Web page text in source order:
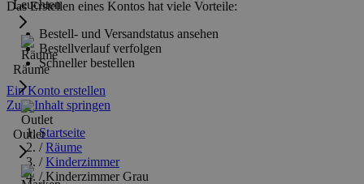
Leuchten
Räume
Outlet
Das Erstellen eines Kontos hat viele Vorteile:
Bestell- und Versandstatus ansehen
Bestellverlauf verfolgen
Schneller bestellen
Ein Konto erstellen
Zum Inhalt springen
Startseite
/ Räume
/ Kinderzimmer
/ Kinderzimmer Grau